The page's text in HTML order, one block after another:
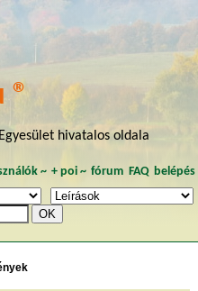
®
hivatalos oldala
~ + poi~ fórum FAQ belépés